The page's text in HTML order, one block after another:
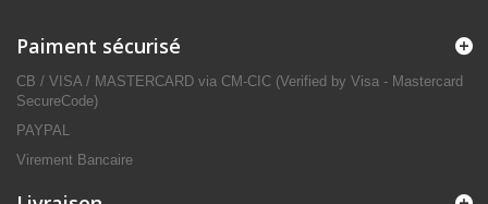
Paiment sécurisé
CB / VISA / MASTERCARD via CM-CIC (Verified by Visa - Mastercard
SecureCode)
PAYPAL
Virement Bancaire